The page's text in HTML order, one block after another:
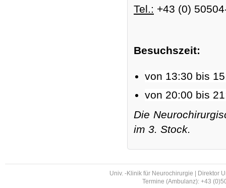
Tel.: +43 (0)
Besuchszeit:
von 13:30 bis
von 20:00 bis
Die
im 3. Stock.
Univ. -Klinik für Neurochirurgie | Direktor
Termine (Ambulanz): +43